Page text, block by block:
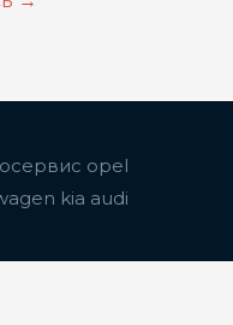
opel
kia audi